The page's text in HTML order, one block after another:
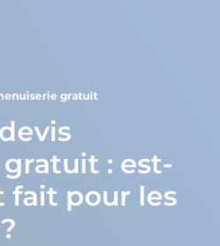
gratuit
: est-
fait pour les